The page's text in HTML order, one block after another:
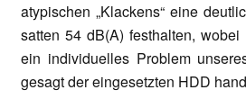
atypischen „Klackens“ eine
satten 54 dB(A) festhalten,
ein individuelles Problem
gesagt der eingesetzten HDD